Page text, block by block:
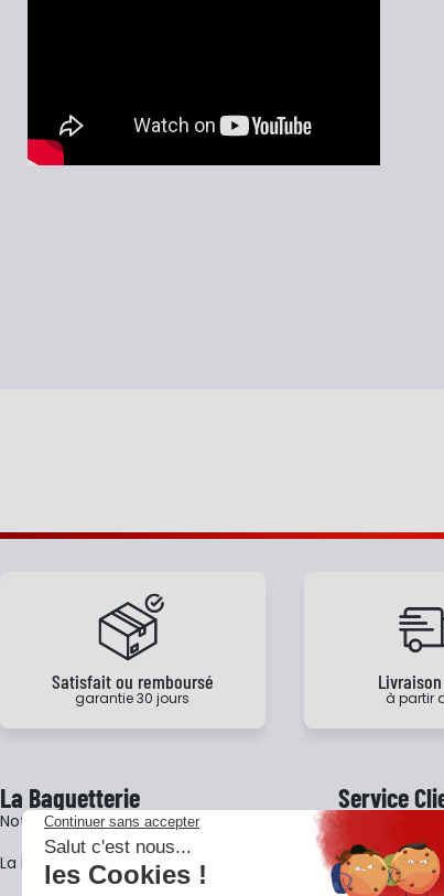
Satisfait ou remboursé
garantie 30 jours à partir
La Baguetterie
Notre histoire
La BagShow
Service
Garantie 3 ans